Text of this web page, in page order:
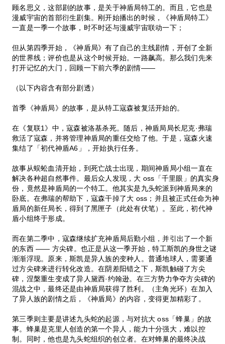
顾名思义，这部剧的故事，是关于神盾局特工的。而且，它也是
漫威宇宙的首部衍生剧集。刚开始播出的时候，《神盾局特工》
一直是一季一个故事，时不时还与漫威宇宙联动一下；
但从第四季开始，《神盾局》有了自己的主线剧情，开创了全新
的世界线；评价也是从这个时候开始。一路飙高。那么我们先来
打开记忆的大门，回顾一下前六季的剧情——
（以下内容含有部分剧透）
首季《神盾局》的故事，是从特工寇森被复活开始的。
在《复联1》中，寇森被洛基杀死。随后，神盾局局长尼克·弗瑞
救活了寇森，并将管理神盾局的重任交给了他。于是，寇森火速
集结了「初代神盾A6」，开始执行任务。
故事从蜈蚣血清开始，到死亡战士出现，期间神盾局小组一直在
解决各种超自然事件。最后众人发现，大 oss「千里眼」的真实身
份，竟然是神盾局的一个特工。他其实是九头蛇派到神盾局来的
卧底。在弗瑞的帮助下，寇森干掉了大 oss；并且被正式任命为神
盾局的新任局长，得到了黑匣子（此处有伏笔）。至此，初代神
盾小组终于形成。
而在第二季中，寇森继续扩充神盾局后勤小组，并引出了一个新
的东西 —— 方尖碑。也正是从这一季开始，特工斯凯的身世之谜
渐渐浮现。原来，斯凯是异人族的变种人。普通地球人，需要通
过方尖碑来进行转化改造。在阴差阳错之下，斯凯触碰了方尖
碑，涅槃重生变成了异人黛西·约翰逊。在三方势力争夺方尖碑的
混战之中，最终还是由神盾局获得了胜利。（主角光环）在加入
了异人族的剧情之后，《神盾局》的内容，变得更加精彩了。
第三季则主要是讲述九头蛇的起源，与对抗大 oss「蜂巢」的故
事。蜂巢是克里人创造的第一个异人，能力十分强大，难以控
制。同时，他也是九头蛇组织的创立者。在对蜂巢的最终决战